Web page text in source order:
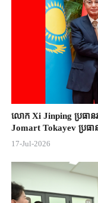
លោក Xi Jinping ប្រធាន
Jomart ​Tokayev ​ប្រធា
17-Jul-2026